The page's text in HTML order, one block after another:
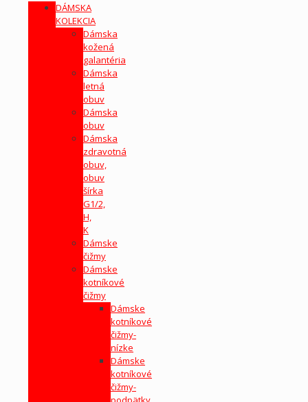
DÁMSKA
KOLEKCIA
Dámska
kožená
galantéria
Dámska
letná
obuv
Dámska
obuv
Dámska
zdravotná
obuv,
obuv
šírka
G1/2,
H,
K
Dámske
čižmy
Dámske
kotníkové
čižmy
Dámske
kotníkové
čižmy-
nízke
Dámske
kotníkové
čižmy-